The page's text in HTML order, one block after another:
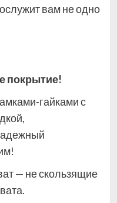
вам не одно
покрытие!
гайками с
— не скользящие